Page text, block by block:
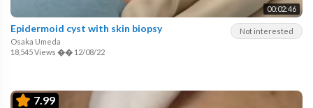
00:02:46
Not interested
Epidermoid cyst with skin biopsy
Osaka Umeda
18,545 Views �� 12/08/22
7.99